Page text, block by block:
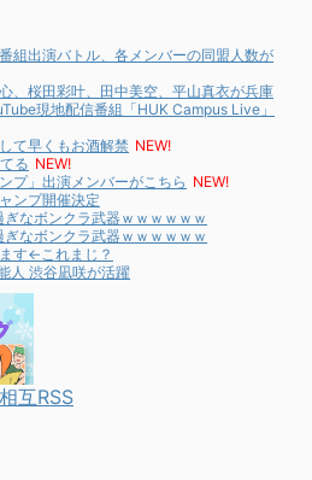
組出演バトル、各メンバーの同盟人数が
、桜田彩叶、田中美空、平山真衣が兵庫
現地配信番組「HUK Campus Live」
て早くもお酒解禁 NEW!
る NEW!
プ」出演メンバーがこちら NEW!
ンプ開催決定
なボンクラ武器ｗｗｗｗｗｗ
なボンクラ武器ｗｗｗｗｗｗ
す←これまじ？
人 渋谷凪咲が活躍
互RSS